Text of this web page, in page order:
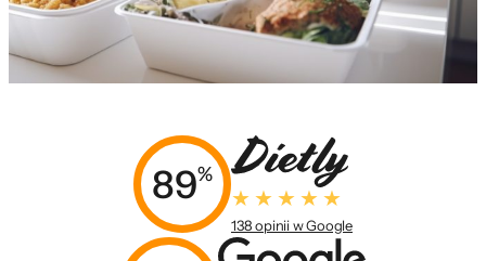
89%
138 opinii w Google